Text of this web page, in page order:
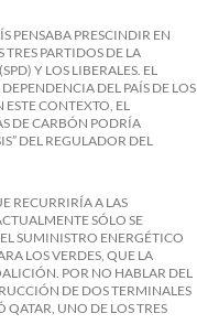
PENSABA PRESCINDIR EN
PARTIDOS DE LA
Y LOS LIBERALES. EL
DEL PAÍS DE LOS
CONTEXTO, EL
DE CARBÓN PODRÍA
DEL REGULADOR DEL
RECURRIRÍA A LAS
SÓLO SE
SUMINISTRO ENERGÉTICO
LOS VERDES, QUE LA
POR NO HABLAR DEL
DE DOS TERMINALES
UNO DE LOS TRES